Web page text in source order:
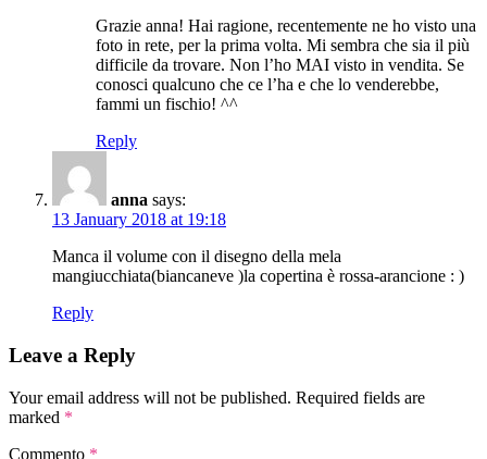
Grazie anna! Hai ragione, recentemente ne ho visto una
foto in rete, per la prima volta. Mi sembra che sia il più
difficile da trovare. Non l’ho MAI visto in vendita. Se
conosci qualcuno che ce l’ha e che lo venderebbe,
fammi un fischio! ^^
Reply
anna says:
13 January 2018 at 19:18
Manca il volume con il disegno della mela
mangiucchiata(biancaneve )la copertina è rossa-arancione : )
Reply
Leave a Reply
Your email address will not be published. Required fields are
marked *
Commento *